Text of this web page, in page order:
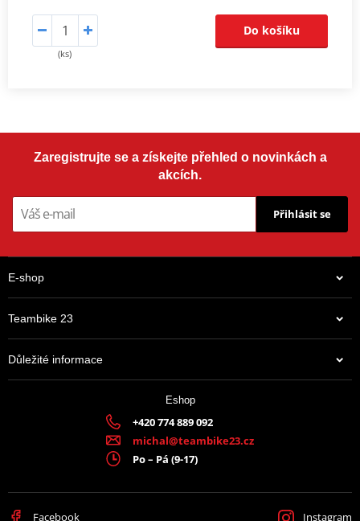
(ks)
Do košíku
Zaregistrujte se a získejte přehled o novinkách a
akcích.
Přihlásit se
E-shop
Teambike 23
Důležité informace
Eshop
+420 774 889 092
michal@teambike23.cz
Po – Pá (9-17)
Facebook Instagram